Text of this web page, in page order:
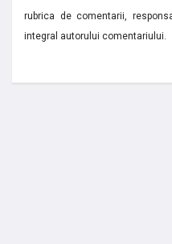
rubrica de comentarii,
integral autorului comentariului.